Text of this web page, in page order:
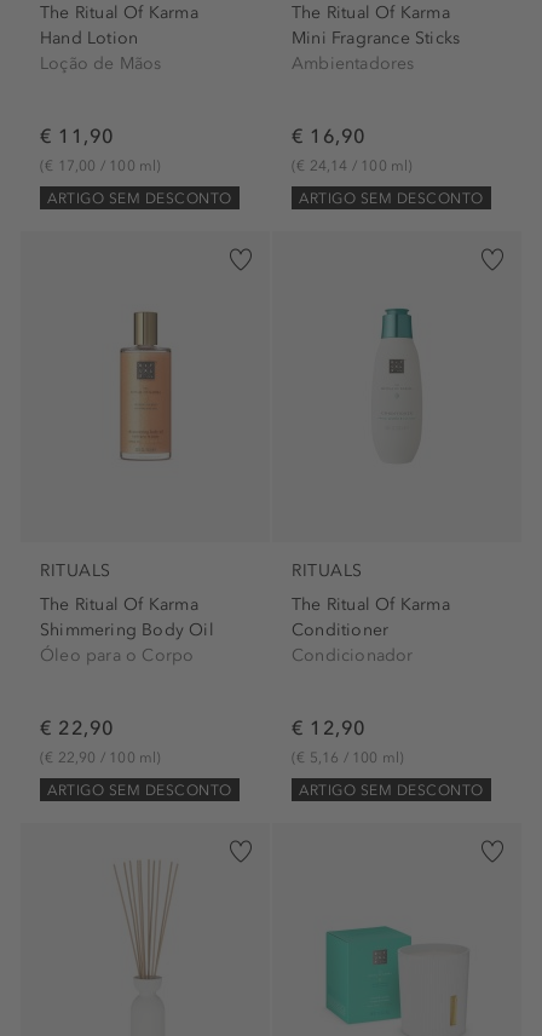
The Ritual Of Karma
Hand Lotion
Loção de Mãos
€ 11,90
(€ 17,00 / 100 ml)
ARTIGO SEM DESCONTO
The Ritual Of Karma
Mini Fragrance Sticks
Ambientadores
€ 16,90
(€ 24,14 / 100 ml)
ARTIGO SEM DESCONTO
RITUALS
The Ritual Of Karma
Shimmering Body Oil
Óleo para o Corpo
€ 22,90
(€ 22,90 / 100 ml)
ARTIGO SEM DESCONTO
RITUALS
The Ritual Of Karma
Conditioner
Condicionador
€ 12,90
(€ 5,16 / 100 ml)
ARTIGO SEM DESCONTO